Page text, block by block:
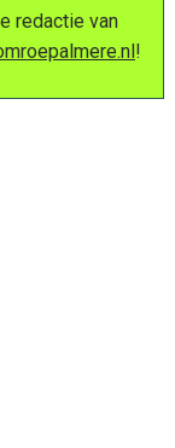
redactie van
!